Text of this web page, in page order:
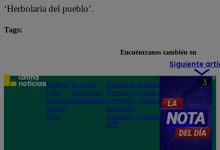
X
‘Herbolaria del pueblo’.
Tags:
Siguiente
Encuéntranos también en
Política
Lima
Deportes
Mundo
Perú
Te ayudo
Tendencias
Espectáculos
Política de privacidad
Términos y condiciones
Términos y condiciones
aplicación
Términos y Condiciones
APP
Teléfono: 219
Av. San
Felipe 968
Jesús María